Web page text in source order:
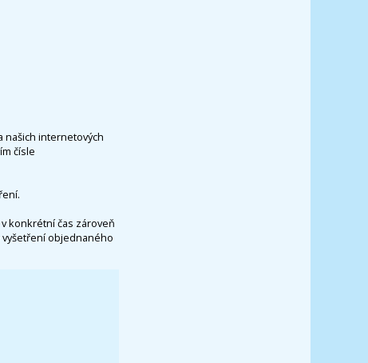
našich internetových
čísle
konkrétní čas zároveň
objednaného